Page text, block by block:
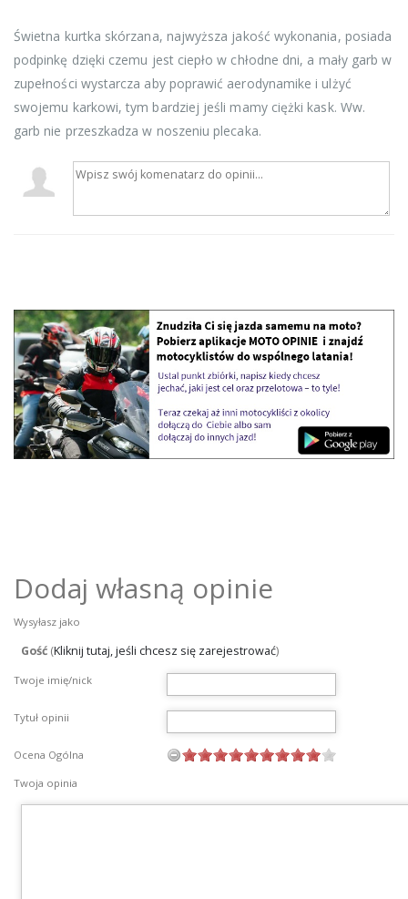
Świetna kurtka skórzana, najwyższa jakość wykonania, posiada
podpinkę dzięki czemu jest ciepło w chłodne dni, a mały garb w
zupełności wystarcza aby poprawić aerodynamike i ulżyć
swojemu karkowi, tym bardziej jeśli mamy ciężki kask. Ww.
garb nie przeszkadza w noszeniu plecaka.
Dodaj własną opinie
Wysyłasz jako
Gość (Kliknij tutaj, jeśli chcesz się zarejestrować)
Twoje imię/nick
Tytuł opinii
Ocena Ogólna
Twoja opinia